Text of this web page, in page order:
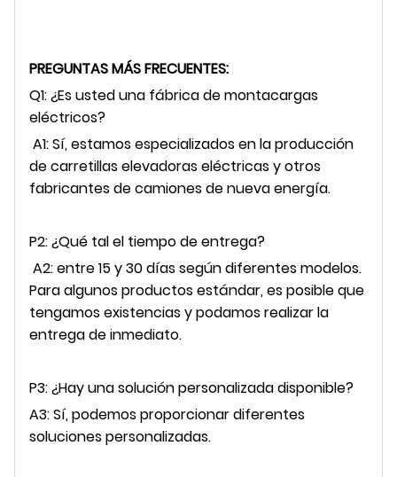
PREGUNTAS MÁS FRECUENTES:
Q1: ¿Es usted una fábrica de montacargas
eléctricos?
A1: Sí, estamos especializados en la producción
de carretillas elevadoras eléctricas y otros
fabricantes de camiones de nueva energía.
P2: ¿Qué tal el tiempo de entrega?
A2: entre 15 y 30 días según diferentes modelos.
Para algunos productos estándar, es posible que
tengamos existencias y podamos realizar la
entrega de inmediato.
P3: ¿Hay una solución personalizada disponible?
A3: Sí, podemos proporcionar diferentes
soluciones personalizadas.